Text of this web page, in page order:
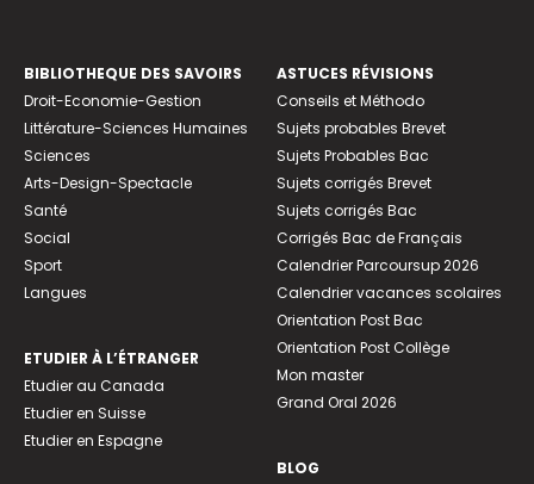
BIBLIOTHEQUE DES SAVOIRS
Droit-Economie-Gestion
Littérature-Sciences Humaines
Sciences
Arts-Design-Spectacle
Santé
Social
Sport
Langues
ETUDIER À L’ÉTRANGER
Etudier au Canada
Etudier en Suisse
Etudier en Espagne
ASTUCES RÉVISIONS
Conseils et Méthodo
Sujets probables Brevet
Sujets Probables Bac
Sujets corrigés Brevet
Sujets corrigés Bac
Corrigés Bac de Français
Calendrier Parcoursup 2026
Calendrier vacances scolaires
Orientation Post Bac
Orientation Post Collège
Mon master
Grand Oral 2026
BLOG